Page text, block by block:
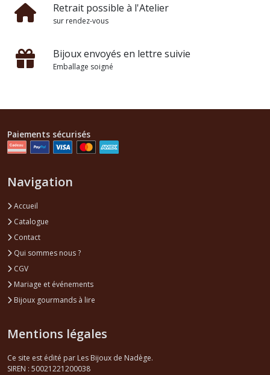
Retrait possible à l'Atelier
sur rendez-vous
Bijoux envoyés en lettre suivie
Emballage soigné
Paiements sécurisés
Navigation
Accueil
Catalogue
Contact
Qui sommes nous ?
CGV
Mariage et événements
Bijoux gourmands à lire
Mentions légales
Ce site est édité par Les Bijoux de Nadège.
SIREN : 50021221200038